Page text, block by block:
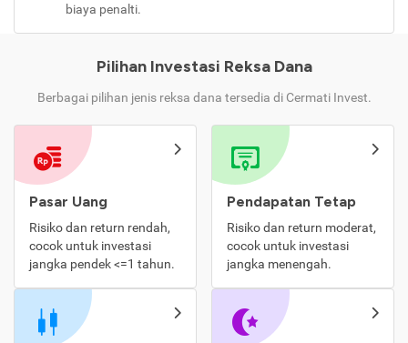
biaya penalti.
Pilihan Investasi Reksa Dana
Berbagai pilihan jenis reksa dana tersedia di Cermati Invest.
Pasar Uang
Risiko dan return rendah,
cocok untuk investasi
jangka pendek <=1 tahun.
Pendapatan Tetap
Risiko dan return moderat,
cocok untuk investasi
jangka menengah.